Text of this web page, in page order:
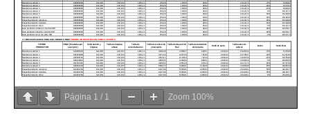
Página 1 / 1 Zoom 100%